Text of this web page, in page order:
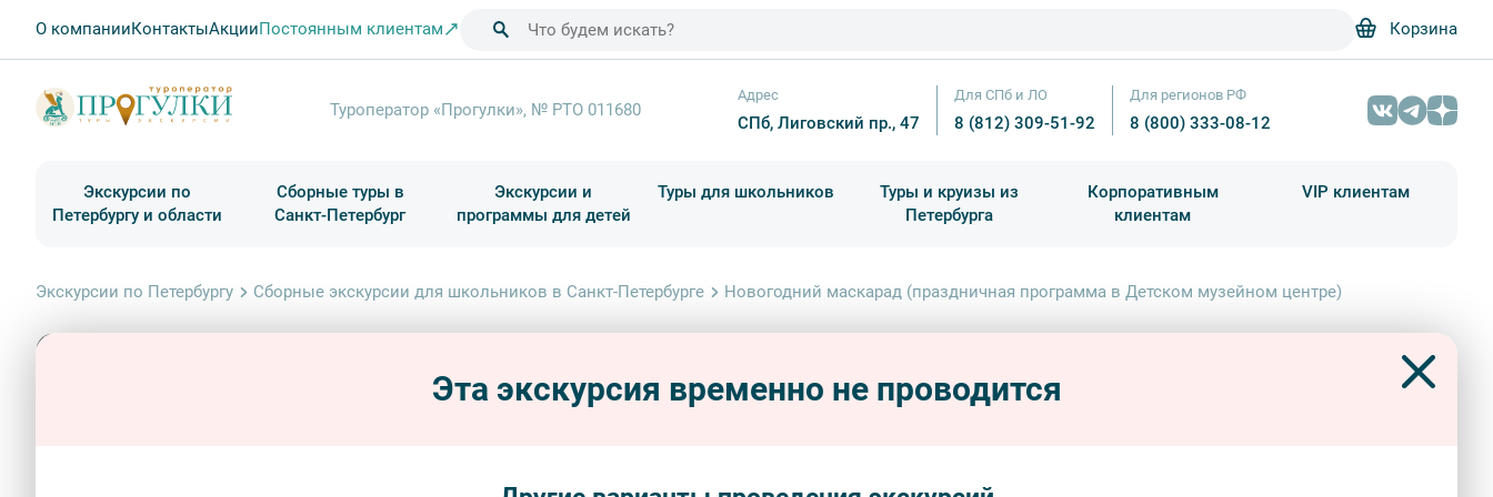
О компанииКонтактыАкцииПостоянным клиентам Корзина
Туроператор «Прогулки», № РТО 011680
Адрес
СПб, Лиговский пр., 47
Для СПб и ЛО
8 (812) 309-51-92
Для регионов РФ
8 (800) 333-08-12
Экскурсии по
Петербургу и области
Сборные туры в
Санкт-Петербург
Экскурсии и
программы для детей
Туры для школьников
Туры и круизы из
Петербурга
Корпоративным
клиентам
VIP клиентам
Экскурсии по Петербургу Сборные экскурсии для школьников в Санкт-Петербурге Новогодний маскарад (праздничная программа в Детском музейном центре)
Новогодний маскарад (праздничная
программа в Детском музейном
центре)
Эта экскурсия временно не проводится